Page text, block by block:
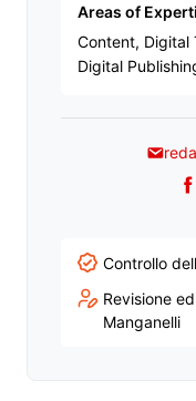
Areas of
Content, Digital
Digital
Controllo
Revisione
Manganelli